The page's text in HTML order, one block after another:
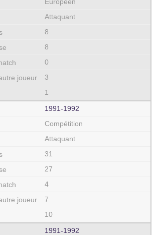
Attaquant
8
8
0
3
1
1991‑1992
Compétition
Attaquant
31
27
4
7
10
1991‑1992